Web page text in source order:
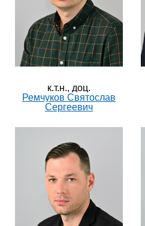
к.т.н., доц.
Ремчуков Святослав
Сергеевич